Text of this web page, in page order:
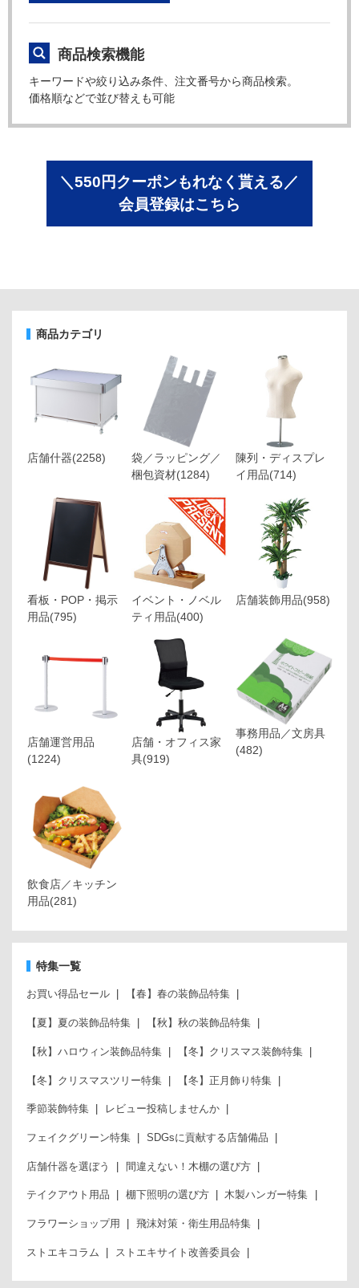
商品検索機能
キーワードや絞り込み条件、注文番号から商品検索。
価格順などで並び替えも可能
＼550円クーポンもれなく貰える／
会員登録はこちら
商品カテゴリ
店舗什器(2258)
袋／ラッピング／
梱包資材(1284)
陳列・ディスプレ
イ用品(714)
看板・POP・掲示
用品(795)
イベント・ノベル
ティ用品(400)
店舗装飾用品(958)
店舗運営用品
(1224)
店舗・オフィス家
具(919)
事務用品／文房具
(482)
飲食店／キッチン
用品(281)
特集一覧
お買い得品セール 【春】春の装飾品特集
【夏】夏の装飾品特集 【秋】秋の装飾品特集
【秋】ハロウィン装飾品特集 【冬】クリスマス装飾特集
【冬】クリスマスツリー特集 【冬】正月飾り特集
季節装飾特集 レビュー投稿しませんか
フェイクグリーン特集 SDGsに貢献する店舗備品
店舗什器を選ぼう 間違えない！木棚の選び方
テイクアウト用品 棚下照明の選び方 木製ハンガー特集
フラワーショップ用 飛沫対策・衛生用品特集
ストエキコラム ストエキサイト改善委員会